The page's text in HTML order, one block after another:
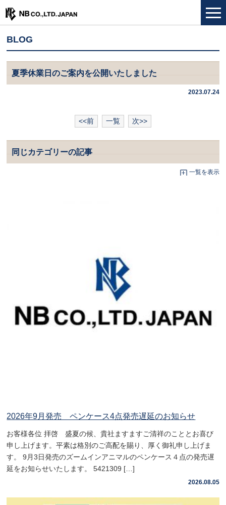
BLOG
夏季休業日のご案内を公開いたしました
2023.07.24
<<前 一覧 次>>
同じカテゴリーの記事
一覧を表示
2026年9月発売 ペンケース4点発売遅延のお知らせ
お客様各位 拝啓 盛夏の候、貴社ますますご清祥のこととお喜び
申し上げます。平素は格別のご高配を賜り、厚く御礼申し上げま
す。 9月3日発売のズームインアニマルのペンケース４点の発売遅
延をお知らせいたします。 5421309 […]
2026.08.05